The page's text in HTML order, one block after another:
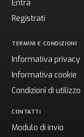
Entra
Registrati
TERMINI E CONDIZIONI
Informativa privacy
Informativa cookie
Condizioni di utilizzo
CONTATTI
Modulo di invio